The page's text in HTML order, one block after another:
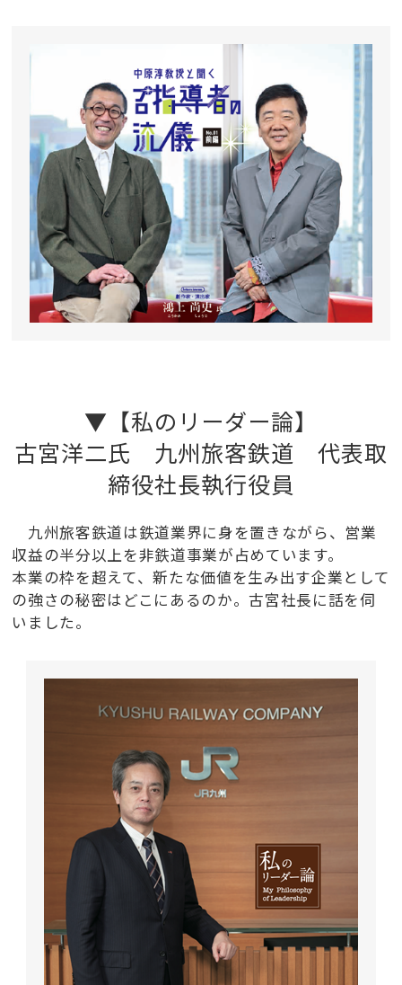
▼【私のリーダー論】
古宮洋二氏 九州旅客鉄道 代表取
締役社長執行役員
九州旅客鉄道は鉄道業界に身を置きながら、営業
収益の半分以上を非鉄道事業が占めています。
本業の枠を超えて、新たな価値を生み出す企業として
の強さの秘密はどこにあるのか。古宮社長に話を伺
いました。